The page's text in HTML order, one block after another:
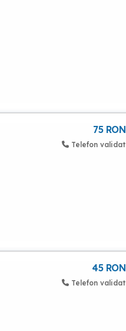
75 RON
Telefon validat
45 RON
Telefon validat